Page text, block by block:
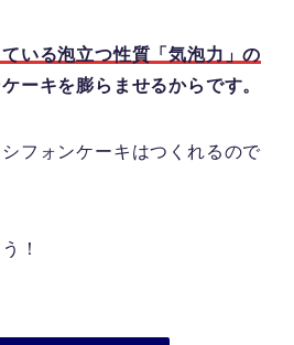
いる泡立つ性質「気泡力」の
ーキを膨らませるからです。
フォンケーキはつくれるので
！